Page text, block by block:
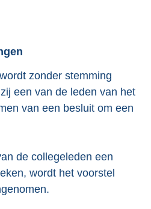
zonder stemming
een van de leden van het
van een besluit om een
de collegeleden een
wordt het voorstel